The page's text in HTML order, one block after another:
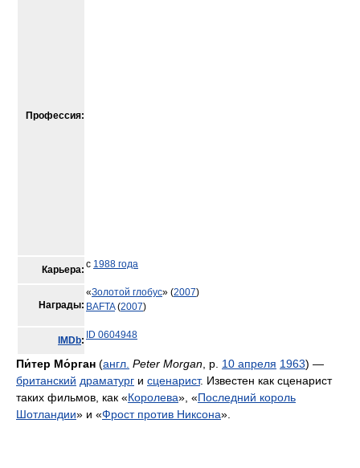
Профессия:
Карьера: с 1988 года
Награды:
«Золотой глобус» (2007)
BAFTA(2007)
IMDb: ID 0604948
Пи́тер Мо́рган (англ. Peter Morgan , р. 10 апреля 1963) —
британский драматург и сценарист. Известен как сценарист
таких фильмов, как «Королева», «Последний король
Шотландии» и «Фрост против Никсона».